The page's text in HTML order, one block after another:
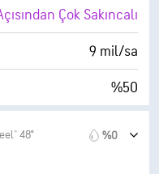
6 mil
30000 fit
Çok Sakıncalı
9 mil/sa
%50
48° %0